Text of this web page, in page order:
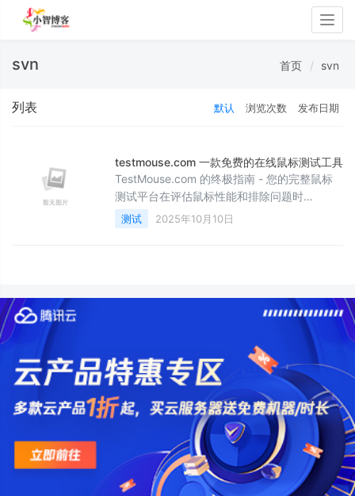
svn 首页 svn
列表 默认 浏览次数 发布日期
testmouse.com 一款免费的在线鼠标测试工具
TestMouse.com 的终极指南 - 您的完整鼠标
测试平台在评估鼠标性能和排除问题时
&#xff0c;拥有可靠的测试工具对游戏玩家、专
业人士和日常计算机用户至关重要。
题。开始使用使用 TestMouse.com 不需要注
测试 2025年10月10日